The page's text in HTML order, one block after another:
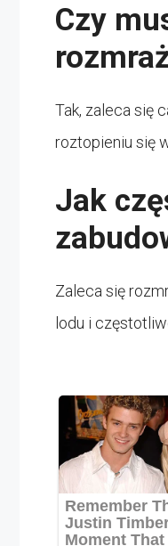
Czy
Tak, zaleca się
roztopieniu się
Jak
Zaleca się
lodu i